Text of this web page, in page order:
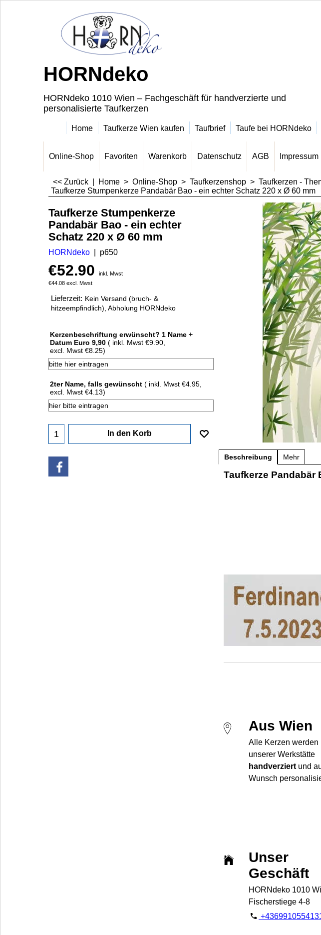
HORNdeko
HORNdeko 1010 Wien – Fachgeschäft für handverzierte und
personalisierte Taufkerzen
Home Taufkerze Wien kaufen Taufbrief Taufe bei HORNdeko
Online-Shop Favoriten Warenkorb Datenschutz AGB Impressum
<< Zurück Home > Online-Shop > Taufkerzenshop > Taufkerzen -
Taufkerze Stumpenkerze Pandabär Bao - ein echter Schatz 220 x Ø 60 mm
Taufkerze Stumpenkerze
Pandabär Bao - ein echter
Schatz 220 x Ø 60 mm
HORNdeko p650
€52.90
inkl. Mwst
€44.08 excl. Mwst
Lieferzeit: Kein Versand (bruch- &
hitzeempfindlich), Abholung HORNdeko
Kerzenbeschriftung erwünscht? 1 Name +
Datum Euro 9,90 ( inkl. Mwst €9.90,
excl. Mwst €8.25)
2ter Name, falls gewünscht ( inkl. Mwst €4.95,
excl. Mwst €4.13)
In den Korb
Beschreibung Mehr
Taufkerze Pandabär
Aus Wien
Alle Kerzen werden
unserer Werkstätte
handverziertund
Wunsch
Unser
Geschäft
HORNdeko 1010
Fischerstiege 4-8